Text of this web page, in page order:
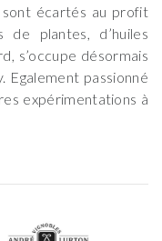
écartés au profit
de plantes, d’huiles
s’occupe désormais
Egalement passionné
expérimentations à